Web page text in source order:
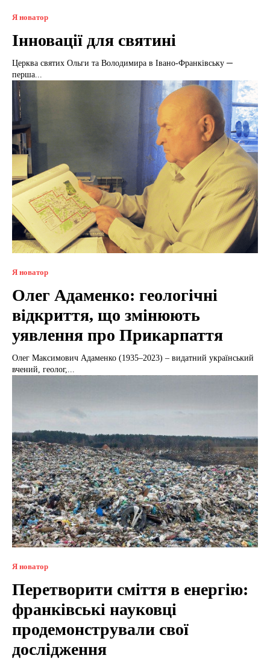
Я новатор
Інновації для святині
Церква святих Ольги та Володимира в Івано-Франківську ─
перша...
Я новатор
Олег Адаменко: геологічні
відкриття, що змінюють
уявлення про Прикарпаття
Олег Максимович Адаменко (1935–2023) – видатний український
вчений, геолог,...
Я новатор
Перетворити сміття в енергію:
франківські науковці
продемонстрували свої
дослідження